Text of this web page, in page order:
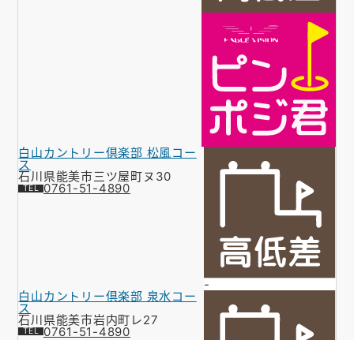
白山カントリー倶楽部 松風コー
ス
石川県能美市三ツ屋町ヌ30
0761-51-4890
-
白山カントリー倶楽部 泉水コー
ス
石川県能美市岩内町レ27
0761-51-4890